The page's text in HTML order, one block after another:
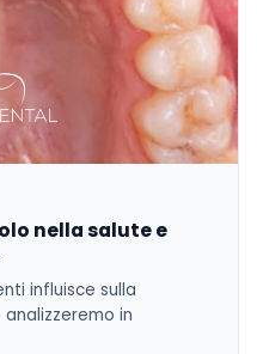
nella salute e
influisce sulla
in